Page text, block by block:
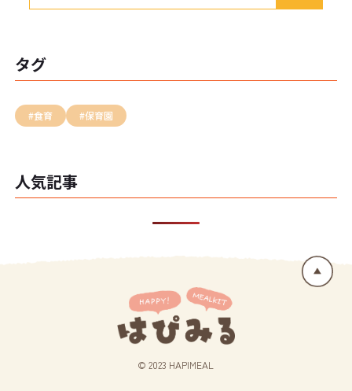
タグ
#食育 #保育園
人気記事
© 2023 HAPIMEAL